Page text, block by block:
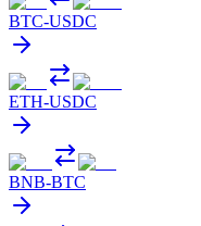
BTC-USDC
ETH-USDC
BNB-BTC